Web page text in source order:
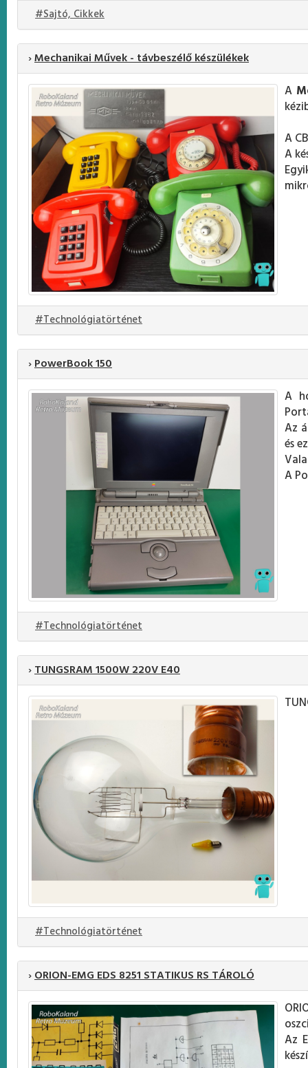
#Sajtó, Cikkek
›Mechanikai Művek - távbeszélő készülékek
A
A
A
#Technológiatörténet
›PowerBook 150
A
Az
és
A
#Technológiatörténet
›TUNGSRAM 1500W 220V E40
#Technológiatörténet
›ORION-EMG EDS 8251 STATIKUS RS TÁROLÓ
Az